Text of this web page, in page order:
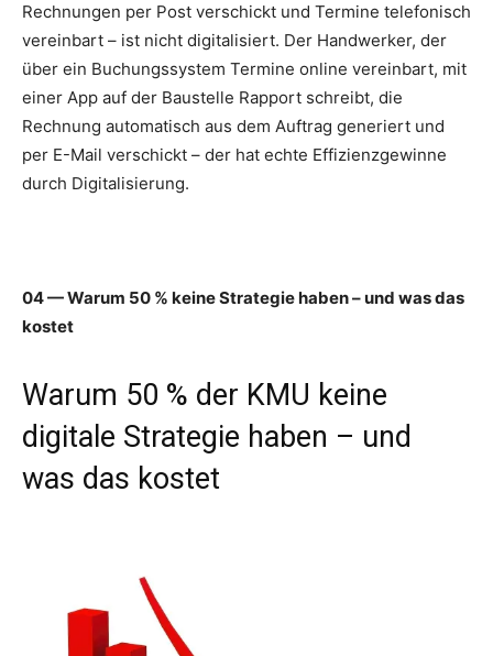
Rechnungen per Post verschickt und Termine telefonisch
vereinbart – ist nicht digitalisiert. Der Handwerker, der
über ein Buchungssystem Termine online vereinbart, mit
einer App auf der Baustelle Rapport schreibt, die
Rechnung automatisch aus dem Auftrag generiert und
per E-Mail verschickt – der hat echte Effizienzgewinne
durch Digitalisierung.
04 — Warum 50 % keine Strategie haben – und was das
kostet
Warum 50 % der KMU keine
digitale Strategie haben – und
was das kostet